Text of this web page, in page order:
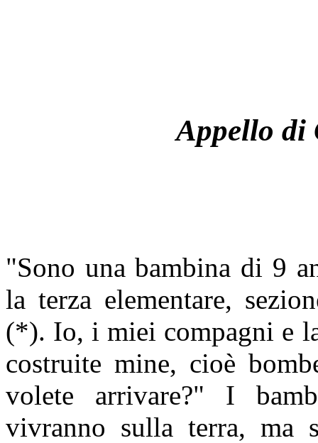
Appello di
"Sono una bambina di 9
la terza elementare,
(*). Io, i miei compagni e
costruite mine, cioè
volete arrivare?" I
vivranno sulla terra, ma